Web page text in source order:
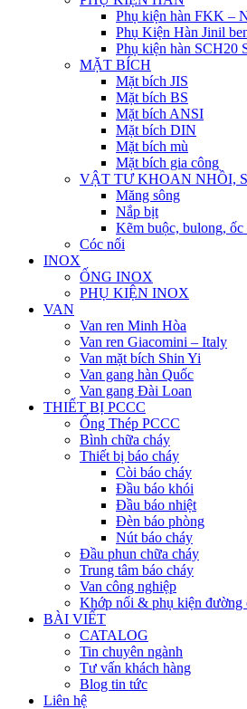
Phụ kiện hàn FKK –
Phụ Kiện Hàn Jinil
Phụ kiện hàn SCH20
MẶT BÍCH
Mặt bích JIS
Mặt bích BS
Mặt bích ANSI
Mặt bích DIN
Mặt bích mù
Mặt bích gia công
VẬT TƯ KHOAN NHỒI,
Măng sông
Nắp bịt
Kẽm buộc, bulong, ốc
Cóc nối
INOX
ỐNG INOX
PHỤ KIỆN INOX
VAN
Van ren Minh Hòa
Van ren Giacomini – Italy
Van mặt bích Shin Yi
Van gang hàn Quốc
Van gang Đài Loan
THIẾT BỊ PCCC
Ống Thép PCCC
Bình chữa cháy
Thiết bị báo cháy
Còi báo cháy
Đầu báo khói
Đầu báo nhiệt
Đèn báo phòng
Nút báo cháy
Đầu phun chữa cháy
Trung tâm báo cháy
Van công nghiệp
Khớp nối & phụ kiện đường
BÀI VIẾT
CATALOG
Tin chuyên ngành
Tư vấn khách hàng
Blog tin tức
Liên hệ